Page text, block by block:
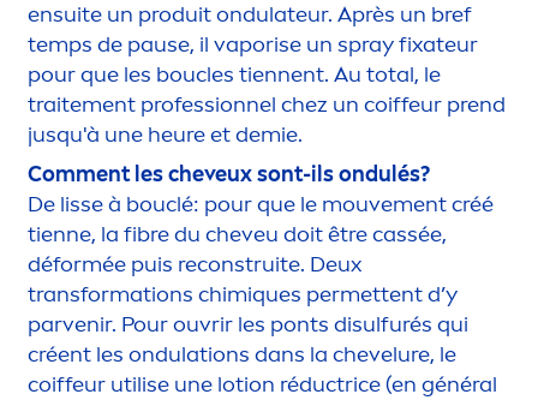
ensuite un produit ondulateur. Après un bref
temps de pause, il vaporise un spray fixateur
pour que les boucles tiennent. Au total, le
traitement professionnel chez un coiffeur prend
jusqu'à une heure et demie.
Comment les cheveux sont-ils ondulés?
De lisse à bouclé: pour que le mouvement créé
tienne, la fibre du cheveu doit être cassée,
déformée puis reconstruite. Deux
transformations chimiques permettent d’y
parvenir. Pour ouvrir les ponts disulfurés qui
créent les ondulations dans la chevelure, le
coiffeur utilise une lotion réductrice (en général